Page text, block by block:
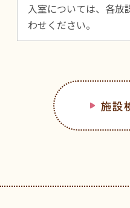
入室については、各放
わせください。
施設